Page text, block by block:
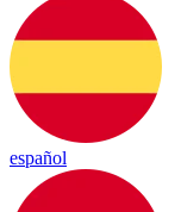
español